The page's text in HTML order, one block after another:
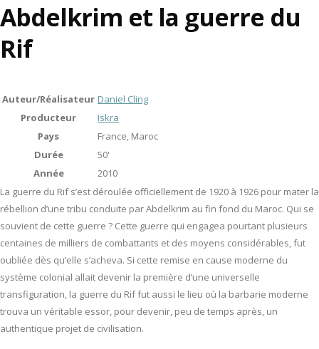
Abdelkrim et la guerre du
Rif
Auteur/Réalisateur Daniel Cling
Producteur
Iskra
Pays
France, Maroc
Durée
50'
Année
2010
La guerre du Rif s’est déroulée officiellement de 1920 à 1926 pour mater la
rébellion d’une tribu conduite par Abdelkrim au fin fond du Maroc. Qui se
souvient de cette guerre ? Cette guerre qui engagea pourtant plusieurs
centaines de milliers de combattants et des moyens considérables, fut
oubliée dès qu’elle s’acheva. Si cette remise en cause moderne du
système colonial allait devenir la première d’une universelle
transfiguration, la guerre du Rif fut aussi le lieu où la barbarie moderne
trouva un véritable essor, pour devenir, peu de temps après, un
authentique projet de civilisation.